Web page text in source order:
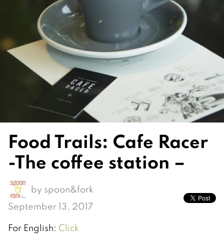
Food Trails: Cafe Racer
-The coffee station –
by spoon&fork
September 13, 2017
For English: Click